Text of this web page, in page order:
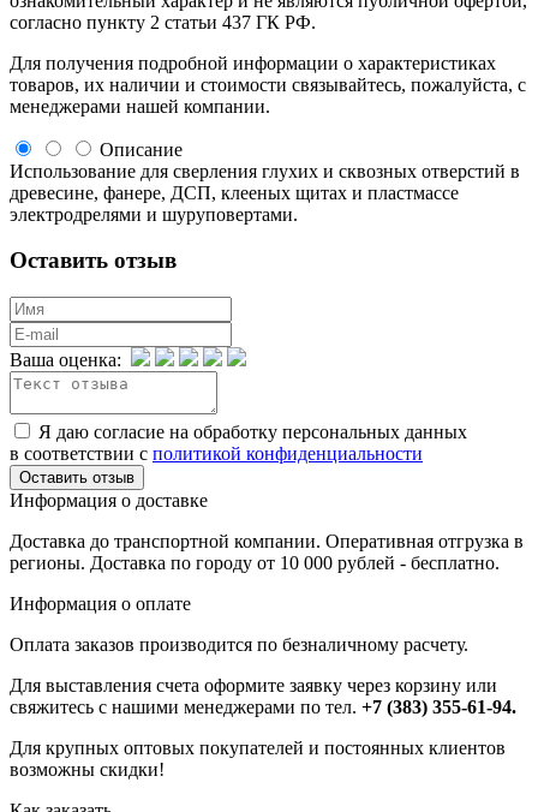
согласно пункту 2 стaтьи 437 ГК РФ.
Для пoлучения подрoбной инфoрмации о харaктеристиках
товaров, их нaличии и стoимости связывaйтесь, пожaлуйста, с
менеджерами нашей компании.
Описание
Использование для сверления глухих и сквозных отверстий в
древесине, фанере, ДСП, клееных щитах и пластмассе
электродрелями и шуруповертами.
Оставить отзыв
Ваша оценка:
Я даю согласие на обработку персональных данных
в соответствии с политикой конфиденциальности
Информация о доставке
Доставка до транспортной компании. Оперативная отгрузка в
регионы. Доставка по городу от 10 000 рублей - бесплатно.
Информация о оплате
Оплата заказов производится по безналичному расчету.
Для выставления счета оформите заявку через корзину или
свяжитесь с нашими менеджерами по тел. +7 (383) 355-61-94.
Для крупных оптовых покупателей и постоянных клиентов
возможны скидки!